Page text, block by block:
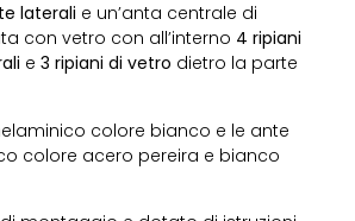
laterali e un’anta centrale di
con vetro con all’interno 4 ripiani
e3 ripiani di vetro dietro la parte
colore bianco e le ante
colore acero pereira e bianco